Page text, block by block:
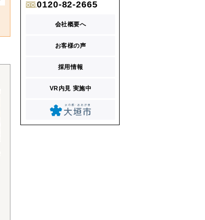
0120-82-2665
会社概要へ
お客様の声
採用情報
VR内見 実施中